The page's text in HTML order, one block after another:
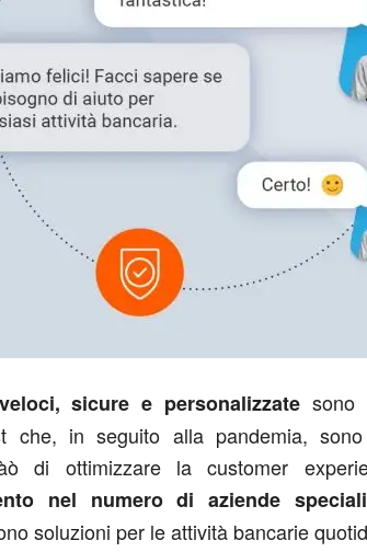
sicure e personalizzate sono
che, in seguito alla pandemia,
di ottimizzare la customer
nel numero di aziende
soluzioni per le attività bancarie